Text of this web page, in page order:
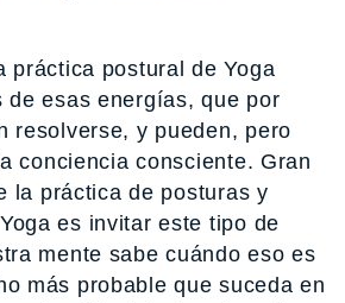
práctica postural de Yoga
de esas energías, que por
resolverse, y pueden, pero
conciencia consciente. Gran
la práctica de posturas y
es invitar este tipo de
mente sabe cuándo eso es
más probable que suceda en